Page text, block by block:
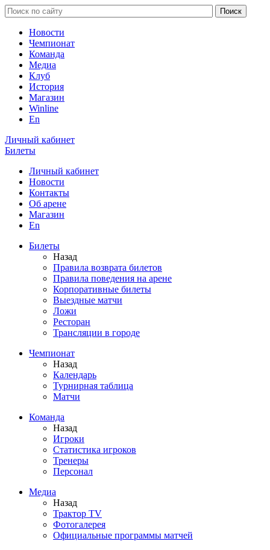
Новости
Чемпионат
Команда
Медиа
Клуб
История
Магазин
Winline
En
Личный кабинет
Билеты
Личный кабинет
Новости
Контакты
Об арене
Магазин
En
Билеты
Назад
Правила возврата билетов
Правила поведения на арене
Корпоративные билеты
Выездные матчи
Ложи
Ресторан
Трансляции в городе
Чемпионат
Назад
Календарь
Турнирная таблица
Матчи
Команда
Назад
Игроки
Статистика игроков
Тренеры
Персонал
Медиа
Назад
Трактор TV
Фотогалерея
Официальные программы матчей